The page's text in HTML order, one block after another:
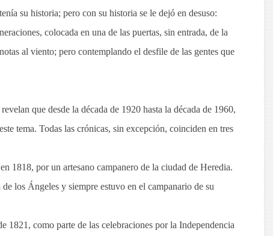
su historia; pero con su historia se le dejó en desuso:
colocada en una de las puertas, sin entrada, de la
al viento; pero contemplando el desfile de las gentes que
que desde la década de 1920 hasta la década de 1960,
tema. Todas las crónicas, sin excepción, coinciden en tres
1818, por un artesano campanero de la ciudad de Heredia.
los Ángeles y siempre estuvo en el campanario de su
1821, como parte de las celebraciones por la Independencia